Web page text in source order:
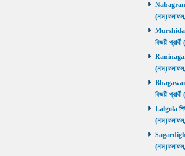
Nabagram
বিজয়ী
Raninagar
বিজয়ী
Lalgola
Sagardighi